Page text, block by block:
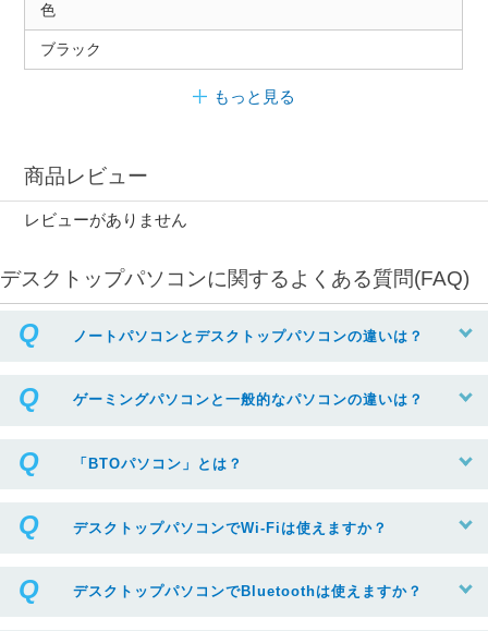
色
ブラック
もっと見る
商品レビュー
レビューがありません
デスクトップパソコンに関するよくある質問(FAQ)
ノートパソコンとデスクトップパソコンの違いは？
ゲーミングパソコンと一般的なパソコンの違いは？
「BTOパソコン」とは？
デスクトップパソコンでWi-Fiは使えますか？
デスクトップパソコンでBluetoothは使えますか？